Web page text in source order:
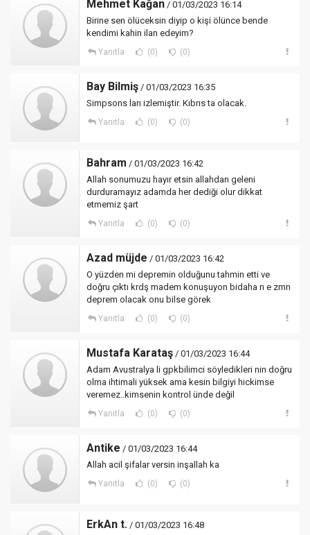
Mehmet Kağan / 01/03/2023 16:14
Birine sen ölüceksin diyip o kişi ölünce bende
kendimi kahin ilan edeyim?
Yanıtla (0) (0)
Bay Bilmiş / 01/03/2023 16:35
Simpsons ları izlemiştir. Kıbrıs ta olacak.
Yanıtla (0) (0)
Bahram / 01/03/2023 16:42
Allah sonumuzu hayır etsin allahdan geleni
durduramayız adamda her dediği olur dikkat
etmemiz şart
Yanıtla (0) (0)
Azad müjde / 01/03/2023 16:42
O yüzden mi depremin olduğunu tahmin etti ve
doğru çıktı krdş madem konuşuyon bidaha n e zmn
deprem olacak onu bilse görek
Yanıtla (0) (0)
Mustafa Karataş / 01/03/2023 16:44
Adam Avustralya li gpkbilimci söyledikleri nin doğru
olma ihtimali yüksek ama kesin bilgiyi hickimse
veremez..kimsenin kontrol ünde değil
Yanıtla (0) (0)
Antike / 01/03/2023 16:44
Allah acil şifalar versin inşallah ka
Yanıtla (0) (0)
ErkAn t. / 01/03/2023 16:48